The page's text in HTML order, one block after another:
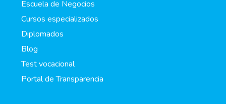
Escuela de Negocios
Cursos especializados
Diplomados
Blog
Test vocacional
Portal de Transparencia